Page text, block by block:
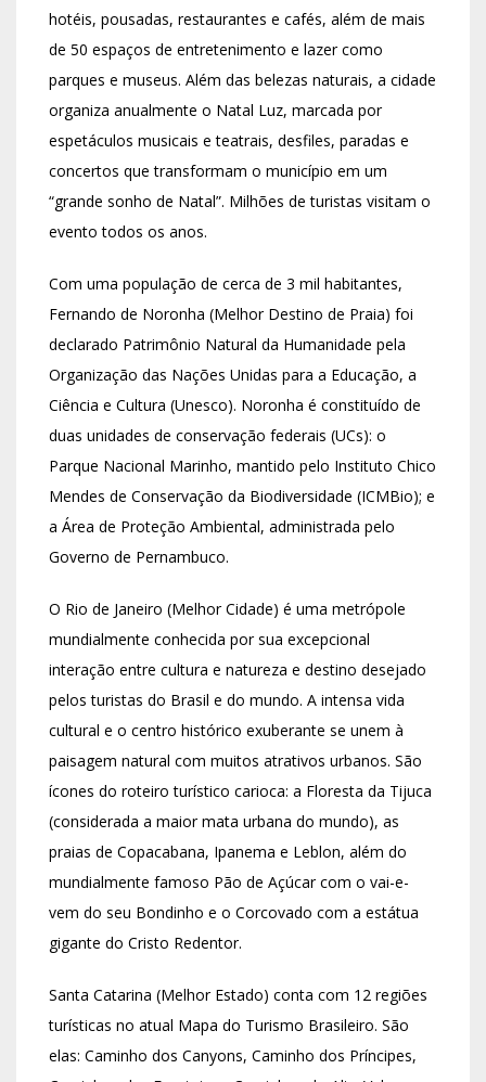
hotéis, pousadas, restaurantes e cafés, além de mais
de 50 espaços de entretenimento e lazer como
parques e museus. Além das belezas naturais, a cidade
organiza anualmente o Natal Luz, marcada por
espetáculos musicais e teatrais, desfiles, paradas e
concertos que transformam o município em um
“grande sonho de Natal”. Milhões de turistas visitam o
evento todos os anos.
Com uma população de cerca de 3 mil habitantes,
Fernando de Noronha (Melhor Destino de Praia) foi
declarado Patrimônio Natural da Humanidade pela
Organização das Nações Unidas para a Educação, a
Ciência e Cultura (Unesco). Noronha é constituído de
duas unidades de conservação federais (UCs): o
Parque Nacional Marinho, mantido pelo Instituto Chico
Mendes de Conservação da Biodiversidade (ICMBio); e
a Área de Proteção Ambiental, administrada pelo
Governo de Pernambuco.
O Rio de Janeiro (Melhor Cidade) é uma metrópole
mundialmente conhecida por sua excepcional
interação entre cultura e natureza e destino desejado
pelos turistas do Brasil e do mundo. A intensa vida
cultural e o centro histórico exuberante se unem à
paisagem natural com muitos atrativos urbanos. São
ícones do roteiro turístico carioca: a Floresta da Tijuca
(considerada a maior mata urbana do mundo), as
praias de Copacabana, Ipanema e Leblon, além do
mundialmente famoso Pão de Açúcar com o vai-e-
vem do seu Bondinho e o Corcovado com a estátua
gigante do Cristo Redentor.
Santa Catarina (Melhor Estado) conta com 12 regiões
turísticas no atual Mapa do Turismo Brasileiro. São
elas: Caminho dos Canyons, Caminho dos Príncipes,